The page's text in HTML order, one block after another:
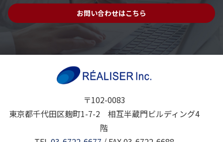
お問い合わせはこちら
〒102-0083
東京都千代田区麹町1-7-2 相互半蔵門ビルディング4
階